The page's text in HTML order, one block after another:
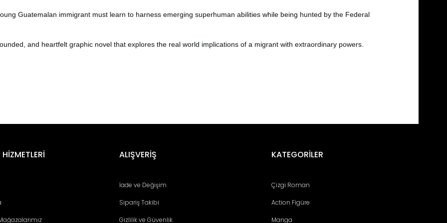
Guatemalan immigrant must learn to harness emerging superhuman abilities while being hunted by the Federal
and heartfelt graphic novel that explores the real world implications of a migrant with extraordinary powers.
Yorum YazALIŞVERİŞ
İade ve Değişim
Sipariş Takibi
Gizlilik ve Güvenlik
KATEGORİLER
Çizgi Roman
Action Figüre
Manga